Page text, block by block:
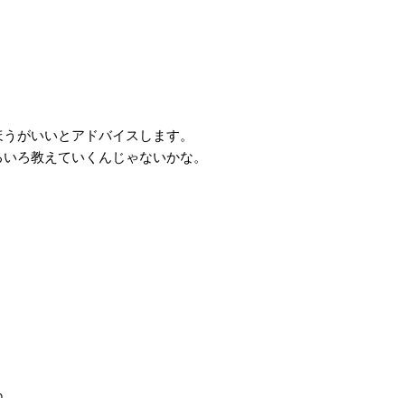
がいいとアドバイスします。
ろ教えていくんじゃないかな。